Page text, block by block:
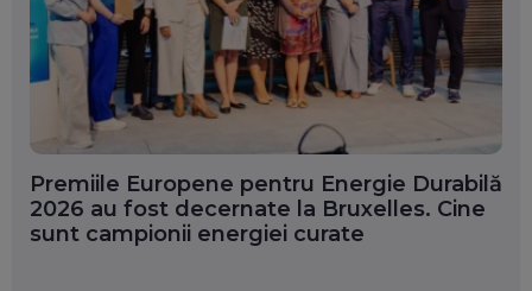
Premiile Europene pentru Energie Durabilă
2026 au fost decernate la Bruxelles. Cine
sunt campionii energiei curate